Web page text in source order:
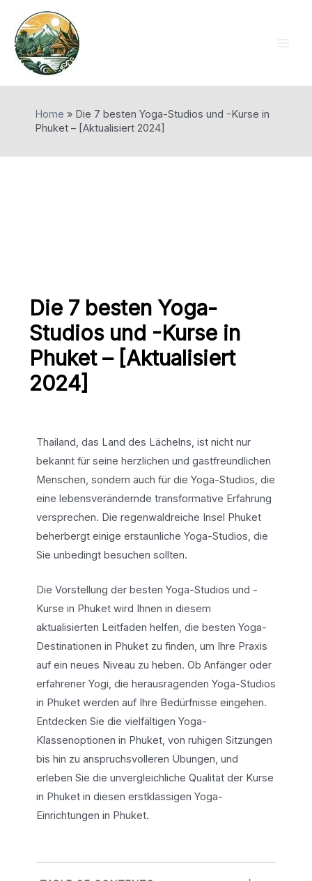
content
Home » Die 7 besten Yoga-Studios und -Kurse in
Phuket – [Aktualisiert 2024]
Die 7 besten Yoga-
Studios und -Kurse in
Phuket – [Aktualisiert
2024]
Thailand, das Land des Lächelns, ist nicht nur
bekannt für seine herzlichen und gastfreundlichen
Menschen, sondern auch für die Yoga-Studios, die
eine lebensverändernde transformative Erfahrung
versprechen. Die regenwaldreiche Insel Phuket
beherbergt einige erstaunliche Yoga-Studios, die
Sie unbedingt besuchen sollten.
Die Vorstellung der besten Yoga-Studios und -
Kurse in Phuket wird Ihnen in diesem
aktualisierten Leitfaden helfen, die besten Yoga-
Destinationen in Phuket zu finden, um Ihre Praxis
auf ein neues Niveau zu heben. Ob Anfänger oder
erfahrener Yogi, die herausragenden Yoga-Studios
in Phuket werden auf Ihre Bedürfnisse eingehen.
Entdecken Sie die vielfältigen Yoga-
Klassenoptionen in Phuket, von ruhigen Sitzungen
bis hin zu anspruchsvolleren Übungen, und
erleben Sie die unvergleichliche Qualität der Kurse
in Phuket in diesen erstklassigen Yoga-
Einrichtungen in Phuket.